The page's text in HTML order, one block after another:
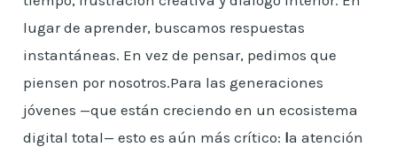
lugar de aprender, buscamos respuestas
instantáneas. En vez de pensar, pedimos que
piensen por nosotros.Para las generaciones
jóvenes —que están creciendo en un ecosistema
digital total— esto es aún más crítico: la atención